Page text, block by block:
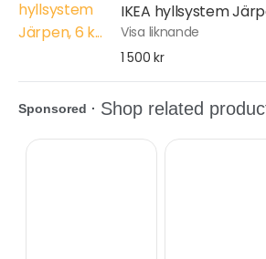
IKEA hyllsystem
Visa liknande
1 500 kr